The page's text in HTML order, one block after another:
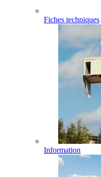
Fiches techniques
Information